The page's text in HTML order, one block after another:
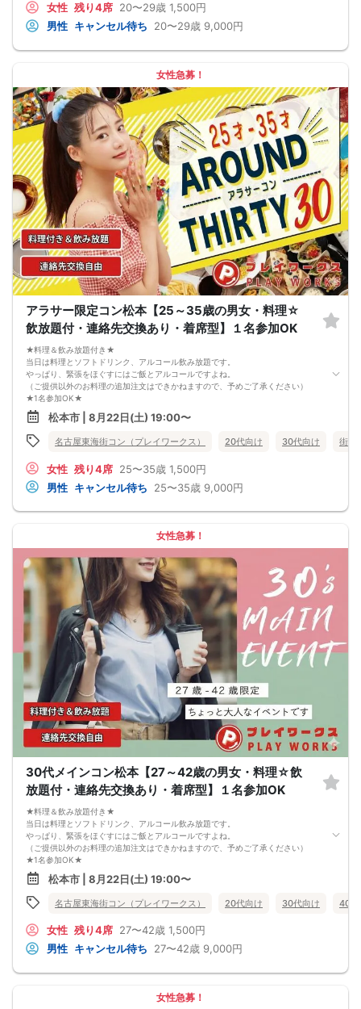
なんてことは絶対ありません！
プロフィールカードを活用し、「はじめまして」から会話を楽しみましょう。
★完全着席型・連絡先交換は自由★
換ができなかった」なんてことはありません。
（連絡先交換は席替え時間までに円滑に行ってください）
---------------------------
【お客様へのお願い】
1. ２名様以上でのご参加は必ず同性同士でお申し込みください。
2. 服装の指定はございません。多くのお客様はカジュアルな格好でおこしになら
れています。
3. 開催判断はイベント前日の時点で男性３名・女性３名以上のお申し込みからに
なりますが、当日に参加者のキャンセルで比率が崩れた場合や開催判断人数を下
回った場合、一切返金などの保証はいたしませんのでご了承ください。
4. イベントページ内の「お申し込み状況」等はキャンセルなどで当日の参加人
数、男女比率と異なる可能性がございます。
5. 当日は店舗の外ではなく店舗内で受付いたします。店内に入り店員に「街コン
で来た」旨をお伝えください。
6. お釣りの用意はございませんので、出ないようにご準備お願いします。
7. 当日は年齢確認のできる身分証をお持ちください。イベントの対象年齢でない
ことが発覚した場合、参加費を全額徴収し返金はいたしかねます。
8. 15分以上の遅刻はキャンセルとみなす可能性があります。
9. 当日受付にお越しになってからのキャンセル、途中キャンセルは出来ません。
泊費、通信費等の返金は行いません。
11. 領収書の発行はいたしかねます。
お申し込みが完了した時点で上記すべての事項に同意したと判断いたします。
8/22(土)20代夜コン松本
女性 残り4席 20〜29歳 1,500円
男性 キャンセル待ち 20〜29歳 9,000円
女性急募！
アラサー限定コン松本【25～35歳の男女・料理☆
飲放題付・連絡先交換あり・着席型】１名参加OK
★料理＆飲み放題付き★
当日は料理とソフトドリンク、アルコール飲み放題です。
やっぱり、緊張をほぐすにはご飯とアルコールですよね。
（ご提供以外のお料理の追加注文はできかねますので、予めご了承ください）
★1名参加OK★
他の1名参加の方とペアになりますし、友達作りにも最適です。
基本的には２：２のグループトークとなります。
（１：１でのトークはございませんので、予めご了承ください）
★プロフィールカードにより会話のキッカケもバッチリ★
なんてことは絶対ありません！
プロフィールカードを活用し、「はじめまして」から会話を楽しみましょう。
★完全着席型・連絡先交換は自由★
換ができなかった」なんてことはありません。
（連絡先交換は席替え時間までに円滑に行ってください）
---------------------------
【お客様へのお願い】
1. ２名様以上でのご参加は必ず同性同士でお申し込みください。
2. 服装の指定はございません。多くのお客様はカジュアルな格好でおこしになら
れています。
3. 開催判断はイベント前日の時点で男性３名・女性３名以上のお申し込みからに
なりますが、当日に参加者のキャンセルで比率が崩れた場合や開催判断人数を下
回った場合、一切返金などの保証はいたしませんのでご了承ください。
4. イベントページ内の「お申し込み状況」等はキャンセルなどで当日の参加人
数、男女比率と異なる可能性がございます。
5. 当日は店舗の外ではなく店舗内で受付いたします。店内に入り店員に「街コン
で来た」旨をお伝えください。
6. お釣りの用意はございませんので、出ないようにご準備お願いします。
7. 当日は年齢確認のできる身分証をお持ちください。イベントの対象年齢でない
ことが発覚した場合、参加費を全額徴収し返金はいたしかねます。
8. 15分以上の遅刻はキャンセルとみなす可能性があります。
9. 当日受付にお越しになってからのキャンセル、途中キャンセルは出来ません。
泊費、通信費等の返金は行いません。
11. 領収書の発行はいたしかねます。
お申し込みが完了した時点で上記すべての事項に同意したと判断いたします。
8/22(土)アラサー夜コン松本
松本市 | 8月22日(土) 19:00〜
名古屋東海街コン（プレイワークス） 20代向け 30代向け 街コ
女性 残り4席 25〜35歳 1,500円
男性 キャンセル待ち 25〜35歳 9,000円
女性急募！
30代メインコン松本【27～42歳の男女・料理☆飲
放題付・連絡先交換あり・着席型】１名参加OK
★料理＆飲み放題付き★
当日は料理とソフトドリンク、アルコール飲み放題です。
やっぱり、緊張をほぐすにはご飯とアルコールですよね。
（ご提供以外のお料理の追加注文はできかねますので、予めご了承ください）
★1名参加OK★
他の1名参加の方とペアになりますし、友達作りにも最適です。
基本的には２：２のグループトークとなります。
（１：１でのトークはございませんので、予めご了承ください）
★プロフィールカードにより会話のキッカケもバッチリ★
なんてことは絶対ありません！
プロフィールカードを活用し、「はじめまして」から会話を楽しみましょう。
★完全着席型・連絡先交換は自由★
換ができなかった」なんてことはありません。
（連絡先交換は席替え時間までに円滑に行ってください）
松本市 | 8月22日(土) 19:00〜
名古屋東海街コン（プレイワークス） 20代向け 30代向け 40代
女性 残り4席 27〜42歳 1,500円
男性 キャンセル待ち 27〜42歳 9,000円
女性急募！